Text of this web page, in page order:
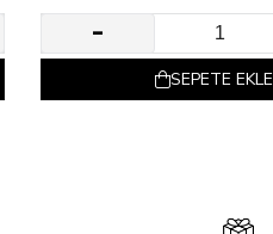
SEPETE EKLE